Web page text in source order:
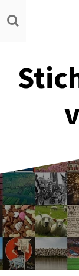
Ga
direct
hoofdinhoud